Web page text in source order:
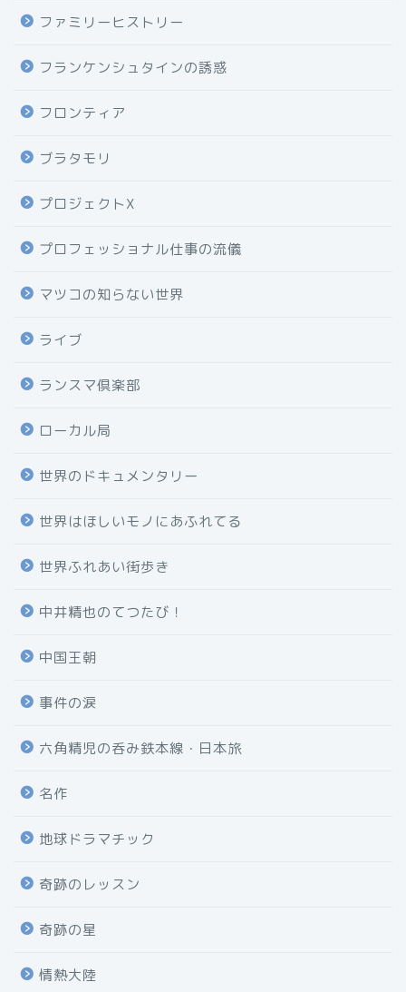
ファミリーヒストリー
フランケンシュタインの誘惑
フロンティア
ブラタモリ
プロジェクトX
プロフェッショナル仕事の流儀
マツコの知らない世界
ライブ
ランスマ倶楽部
ローカル局
世界のドキュメンタリー
世界はほしいモノにあふれてる
世界ふれあい街歩き
中井精也のてつたび！
中国王朝
事件の涙
六角精児の呑み鉄本線・日本旅
名作
地球ドラマチック
奇跡のレッスン
奇跡の星
情熱大陸